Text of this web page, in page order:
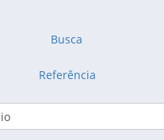
Busca
Referência